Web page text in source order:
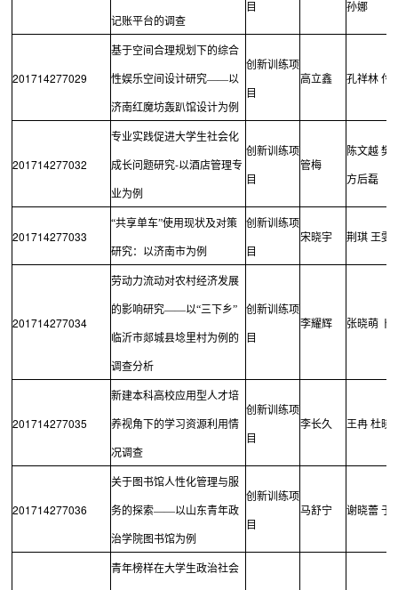
记账平台的调查
目 孙娜
201714277029
基于空间合理规划下的综合
性娱乐空间设计研究——以
济南红魔坊轰趴馆设计为例
创新训练项
目
高立鑫 孔祥林 付
201714277032
专业实践促进大学生社会化
成长问题研究-以酒店管理专
业为例
创新训练项
目
管梅
陈文越 樊
方后磊
201714277033
“共享单车”使用现状及对策
研究：以济南市为例
创新训练项
目
宋晓宇 荆琪 王雯
201714277034
劳动力流动对农村经济发展
的影响研究——以“三下乡”
临沂市郯城县埝里村为例的
调查分析
创新训练项
目
李耀辉 张晓萌 卜
201714277035
新建本科高校应用型人才培
养视角下的学习资源利用情
况调查
创新训练项
目
李长久 王冉 杜晓
201714277036
关于图书馆人性化管理与服
务的探索——以山东青年政
治学院图书馆为例
创新训练项
目
马舒宁 谢晓蕾 于
青年榜样在大学生政治社会